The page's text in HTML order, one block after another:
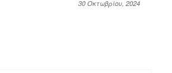
30 Οκτωβρίου, 2024